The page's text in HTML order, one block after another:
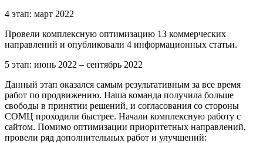
4 этап: март 2022
Провели комплексную оптимизацию 13 коммерческих
направлений и опубликовали 4 информационных статьи.
5 этап: июнь 2022 – сентябрь 2022
Данный этап оказался самым результативным за все время
работ по продвижению. Наша команда получила больше
свободы в принятии решений, и согласования со стороны
СОМЦ проходили быстрее. Начали комплексную работу с
сайтом. Помимо оптимизации приоритетных направлений,
провели ряд дополнительных работ и улучшений: